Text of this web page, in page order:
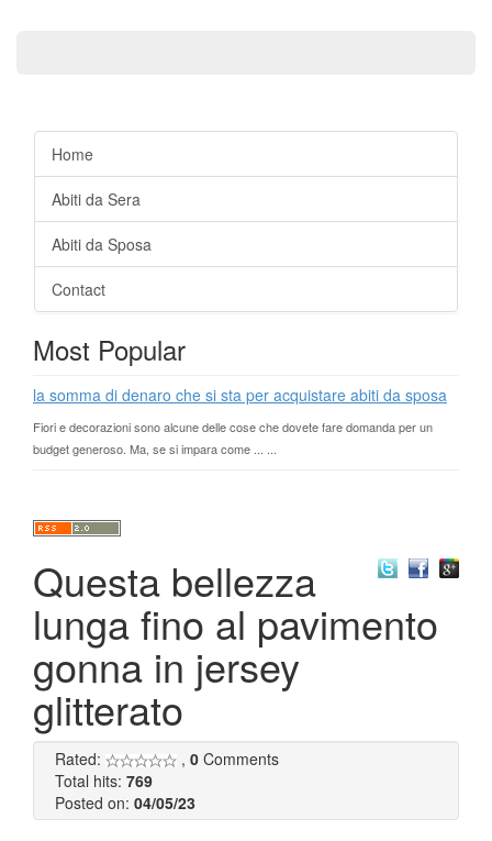
Home
Abiti da Sera
Abiti da Sposa
Contact
Most Popular
la somma di denaro che si sta per acquistare abiti da sposa
Fiori e decorazioni sono alcune delle cose che dovete fare domanda per un
budget generoso. Ma, se si impara come ... ...
Questa bellezza
lunga fino al pavimento
gonna in jersey
glitterato
Rated: , 0 Comments
Total hits: 769
Posted on: 04/05/23